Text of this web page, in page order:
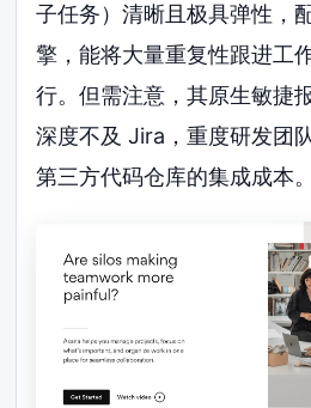
子任务）清晰且极具弹性，
擎，能将大量重复性跟进工
行。但需注意，其原生敏捷
深度不及 Jira，重度研发团
第三方代码仓库的集成成本。